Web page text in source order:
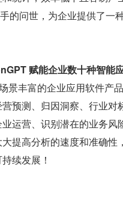
的问世，为企业提供了一
赋能企业数十种智能
景丰富的企业应用软件产
预测、归因洞察、行业对
运营、识别潜在的业务风
提高分析的速度和准确性
续发展！